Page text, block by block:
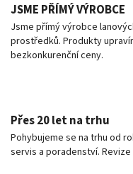
JSME PŘÍMÝ VÝROBCE
Jsme přímý výrobce
prostředků. Produkty
bezkonkurenční ceny.
Přes 20 let na trhu
Pohybujeme se na trhu od
servis a poradenství.